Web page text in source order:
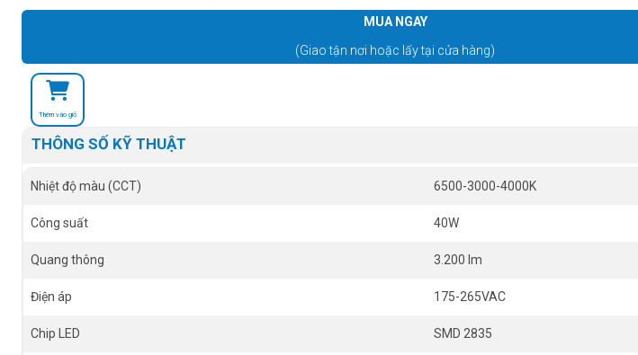
MUA NGAY
(Giao tận nơi hoặc lấy tại cửa hàng)
Thêm vào giỏ
THÔNG SỐ KỸ THUẬT
Nhiệt độ màu (CCT) 6500-3000-4000K
Công suất 40W
Quang thông 3.200 lm
Điện áp 175-265VAC
Chip LED SMD 2835